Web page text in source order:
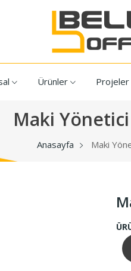
Ürünler Projeler
Maki
Anasayfa Maki